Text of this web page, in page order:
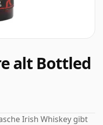
alt Bottled
Irish Whiskey gibt